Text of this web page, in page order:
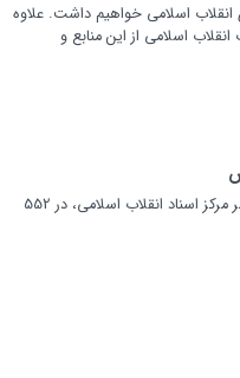
انقلاب اسلامی خواهیم داشت. علاوه
اسلامی از این منابع و
کتاب «گروه بی‌نام»، با تدوین معصومه شکورقهاری، در سال 1402 توسط نشر مرکز اسناد انقلاب اسلامی، در 552